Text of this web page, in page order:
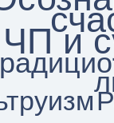
ЧП и